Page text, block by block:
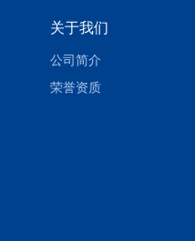
关于我们
公司简介
荣誉资质